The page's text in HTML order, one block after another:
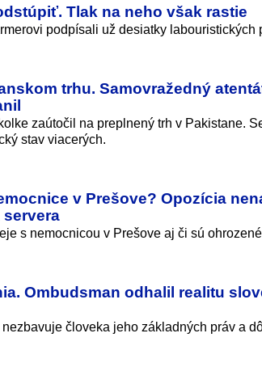
Tlak na neho však rastie
podpísali už desiatky labouristických
trhu. Samovražedný
zaútočil na preplnený trh v Pakistane.
stav viacerých.
v Prešove? Opozícia
servera
s nemocnicou v Prešove aj či sú
Ombudsman odhalil realitu
človeka jeho základných práv a